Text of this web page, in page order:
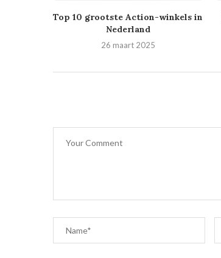
Top 10 grootste Action-winkels in
Nederland
26 maart 2025